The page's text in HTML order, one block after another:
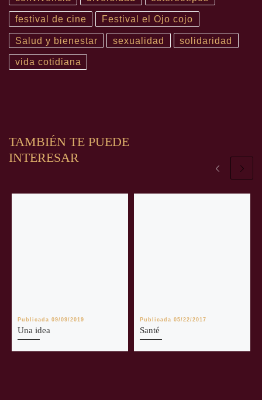
festival de cine Festival el Ojo cojo
Salud y bienestar sexualidad solidaridad
vida cotidiana
TAMBIÉN TE PUEDE
INTERESAR
Publicada09/09/2019
Una idea
Publicada05/22/2017
Santé